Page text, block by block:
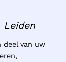
Leiden
deel van uw